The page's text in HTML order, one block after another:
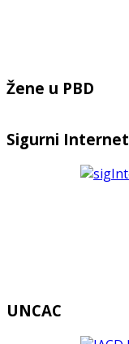
Žene u PBD
Sigurni Internet
UNCAC